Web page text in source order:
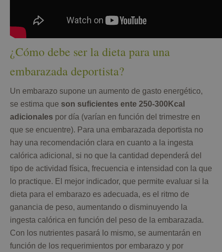
¿Cómo debe ser la dieta para una
embarazada deportista?
Un embarazo supone un aumento de gasto energético,
se estima que son suficientes ente 250-300Kcal
adicionales por día (varían en función del trimestre en
que se encuentre). Para una embarazada deportista no
hay una recomendación clara en cuanto a la ingesta
calórica adicional, si no que la cantidad dependerá del
tipo de actividad física, frecuencia e intensidad con la que
lo practique. El mejor indicador, que permite evaluar si la
dieta para el embarazo es adecuada, es el ritmo de
ganancia de peso, aumentando o disminuyendo la
ingesta calórica en función del peso de la embarazada.
Con los nutrientes pasará lo mismo, se aumentarán en
función de los requerimientos por embarazo y por